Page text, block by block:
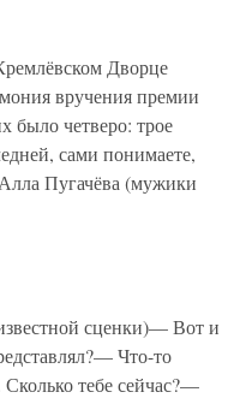
Дворце
вручения премии
было четверо: трое
сами понимаете,
Пугачёва (мужики
сценки)— Вот и
Что-то
тебе сейчас?—